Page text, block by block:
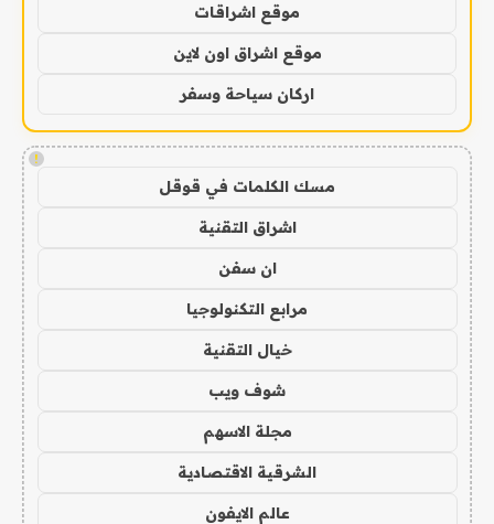
موقع اشراقات
موقع اشراق اون لاين
اركان سياحة وسفر
!
مسك الكلمات في قوقل
اشراق التقنية
ان سفن
مرابع التكنولوجيا
خيال التقنية
شوف ويب
مجلة الاسهم
الشرقية الاقتصادية
عالم الايفون